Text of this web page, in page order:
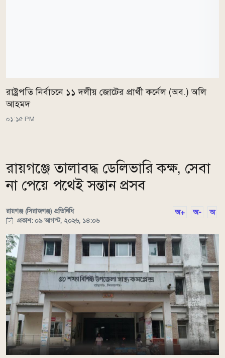
রাষ্ট্রপতি নির্বাচনে ১১ দলীয় জোটের প্রার্থী কর্নেল (অব.) অলি
আহমদ
০১:১৫ PM
রায়গঞ্জে তালাবদ্ধ ডেলিভারি কক্ষ, সেবা
না পেয়ে পথেই সন্তান প্রসব
রায়গঞ্জ (সিরাজগঞ্জ) প্রতিনিধি
প্রকাশ: ০৯ আগস্ট, ২০২৬, ১৪:০৬
অ+ অ- অ